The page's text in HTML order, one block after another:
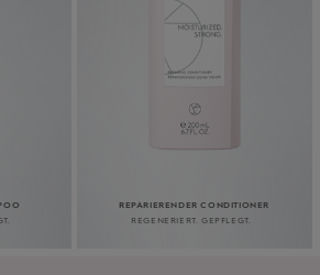
REPARIERENDER CONDITIONER
REGENERIERT. GEPFLEGT.